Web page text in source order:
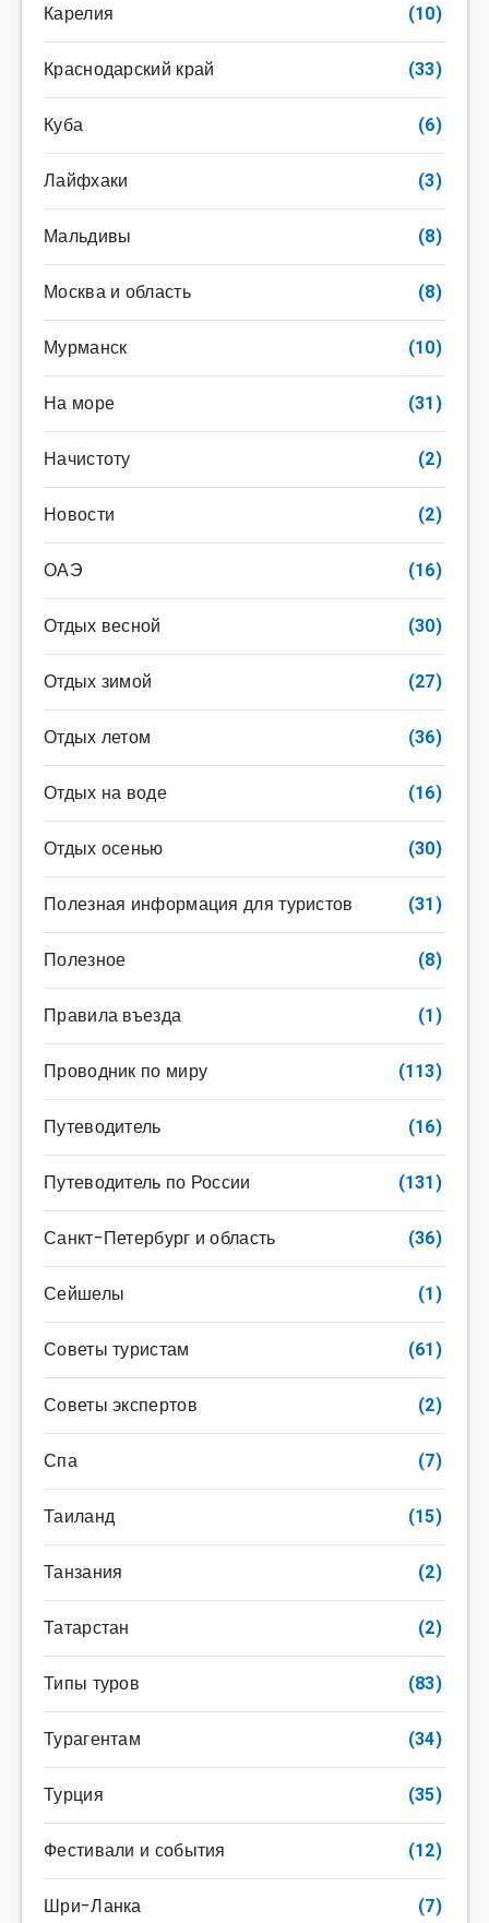
Карелия (10)
Краснодарский край (33)
Куба (6)
Лайфхаки (3)
Мальдивы (8)
Москва и область (8)
Мурманск (10)
На море (31)
Начистоту (2)
Новости (2)
ОАЭ (16)
Отдых весной (30)
Отдых зимой (27)
Отдых летом (36)
Отдых на воде (16)
Отдых осенью (30)
Полезная информация для туристов (31)
Полезное (8)
Правила въезда (1)
Проводник по миру (113)
Путеводитель (16)
Путеводитель по России (131)
Санкт-Петербург и область (36)
Сейшелы (1)
Советы туристам (61)
Советы экспертов (2)
Спа (7)
Таиланд (15)
Танзания (2)
Татарстан (2)
Типы туров (83)
Турагентам (34)
Турция (35)
Фестивали и события (12)
Шри-Ланка (7)